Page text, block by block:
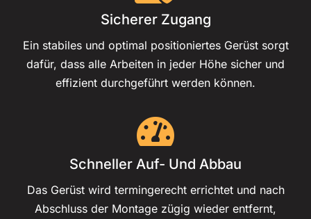
Sicherer Zugang
Ein stabiles und optimal positioniertes Gerüst sorgt
dafür, dass alle Arbeiten in jeder Höhe sicher und
effizient durchgeführt werden können.
Schneller Auf- Und Abbau
Das Gerüst wird termingerecht errichtet und nach
Abschluss der Montage zügig wieder entfernt,